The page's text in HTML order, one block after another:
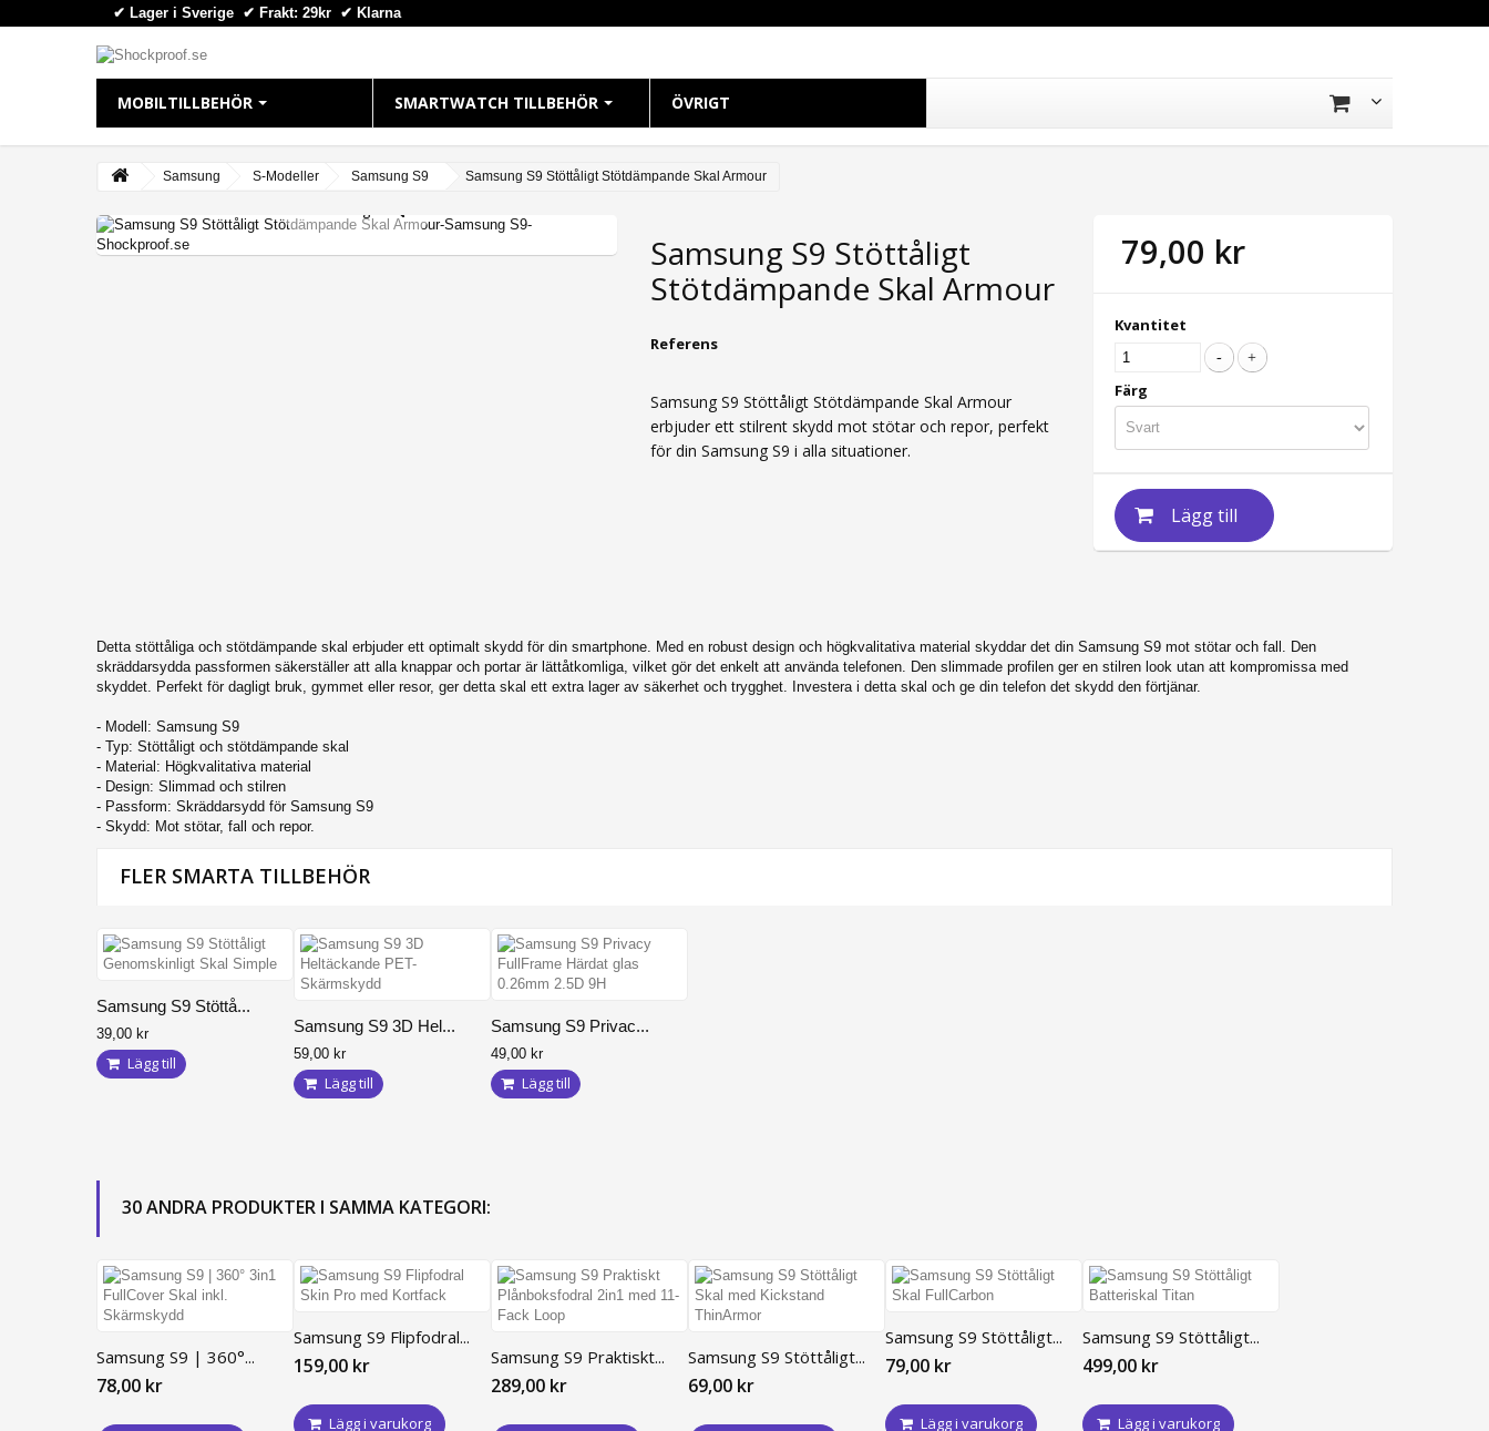
✔ Lager i Sverige ✔ Frakt: 29kr ✔ Klarna
MOBILTILLBEHÖR
iPhone 16 Plus
iPhone 13 Pro Max
iPhone 13 Pro
iPhone 13 Mini
iPhone 12 Pro Max
iPhone 12
iPhone 11 Pro Max
iPhone 11
iPhone XS Max
iPhone 7
iPhone 8
iPhone 6/6S
SMARTWATCH TILLBEHÖR ÖVRIGT
Samsung S-Modeller Samsung S9 Samsung S9 Stöttåligt Stötdämpande Skal Armour
Samsung S9 Stöttåligt
Stötdämpande Skal Armour
Referens
Samsung S9 Stöttåligt Stötdämpande Skal Armour
erbjuder ett stilrent skydd mot stötar och repor, perfekt
för din Samsung S9 i alla situationer.
79,00 kr
Kvantitet
Färg
Lägg till
Detta stöttåliga och stötdämpande skal erbjuder ett optimalt skydd för din smartphone. Med en robust design och högkvalitativa material skyddar det din Samsung S9 mot stötar och fall. Den
skräddarsydda passformen säkerställer att alla knappar och portar är lättåtkomliga, vilket gör det enkelt att använda telefonen. Den slimmade profilen ger en stilren look utan att kompromissa med
skyddet. Perfekt för dagligt bruk, gymmet eller resor, ger detta skal ett extra lager av säkerhet och trygghet. Investera i detta skal och ge din telefon det skydd den förtjänar.
- Modell: Samsung S9
- Typ: Stöttåligt och stötdämpande skal
- Material: Högkvalitativa material
- Design: Slimmad och stilren
- Passform: Skräddarsydd för Samsung S9
- Skydd: Mot stötar, fall och repor.
FLER SMARTA TILLBEHÖR
Samsung S9 Stöttå...
39,00 kr
Lägg till
Samsung S9 3D Hel...
59,00 kr
Lägg till
Samsung S9 Privac...
49,00 kr
Lägg till
30 ANDRA PRODUKTER I SAMMA KATEGORI:
Samsung S9 | 360°...
78,00 kr
Samsung S9 Flipfodral...
159,00 kr
Lägg i varukorg
Samsung S9 Praktiskt...
289,00 kr
Samsung S9 Stöttåligt...
69,00 kr
Samsung S9 Stöttåligt...
79,00 kr
Lägg i varukorg
Samsung S9 Stöttåligt...
499,00 kr
Lägg i varukorg